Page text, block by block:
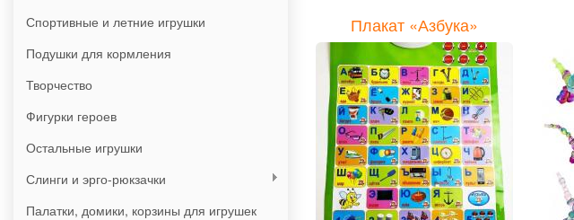
Спортивные и летние игрушки
Подушки для кормления
Творчество
Фигурки героев
Остальные игрушки
Слинги и эрго-рюкзачки
Палатки, домики, корзины для игрушек
Плакат «Азбука»